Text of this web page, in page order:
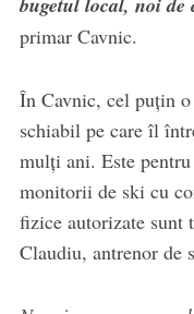
primar Cavnic.
În Cavnic, cel puțin
schiabil pe care îl
mulți ani. Este
monitorii de ski cu
fizice autorizate sunt
Claudiu, antrenor de